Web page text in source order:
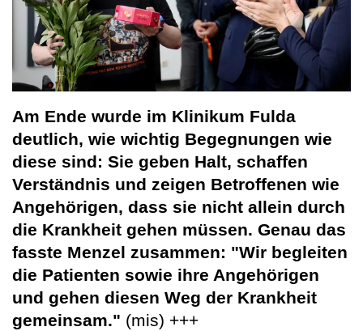
Am Ende wurde im Klinikum Fulda
deutlich, wie wichtig Begegnungen wie
diese sind: Sie geben Halt, schaffen
Verständnis und zeigen Betroffenen wie
Angehörigen, dass sie nicht allein durch
die Krankheit gehen müssen. Genau das
fasste Menzel zusammen: "Wir begleiten
die Patienten sowie ihre Angehörigen
und gehen diesen Weg der Krankheit
gemeinsam." (mis) +++